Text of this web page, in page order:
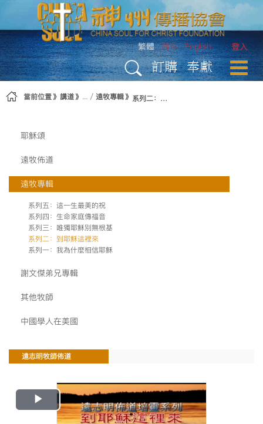
略過到內容
登入
繁體 简体 English
訂購 奉獻
當前位置 講道 遠牧專輯 系列二：到耶穌這裡來
耶穌頌
遠牧佈道
遠牧專輯
系列五：這一生最美的祝
系列四：生命家庭傳福音
系列三：唯獨耶穌別無根基
系列二：到耶穌這裡來
系列一：我為什麼相信耶穌
謝文傑弟兄專輯
其他牧師
中國學人在美國
遠志明牧師佈道
Play
Video